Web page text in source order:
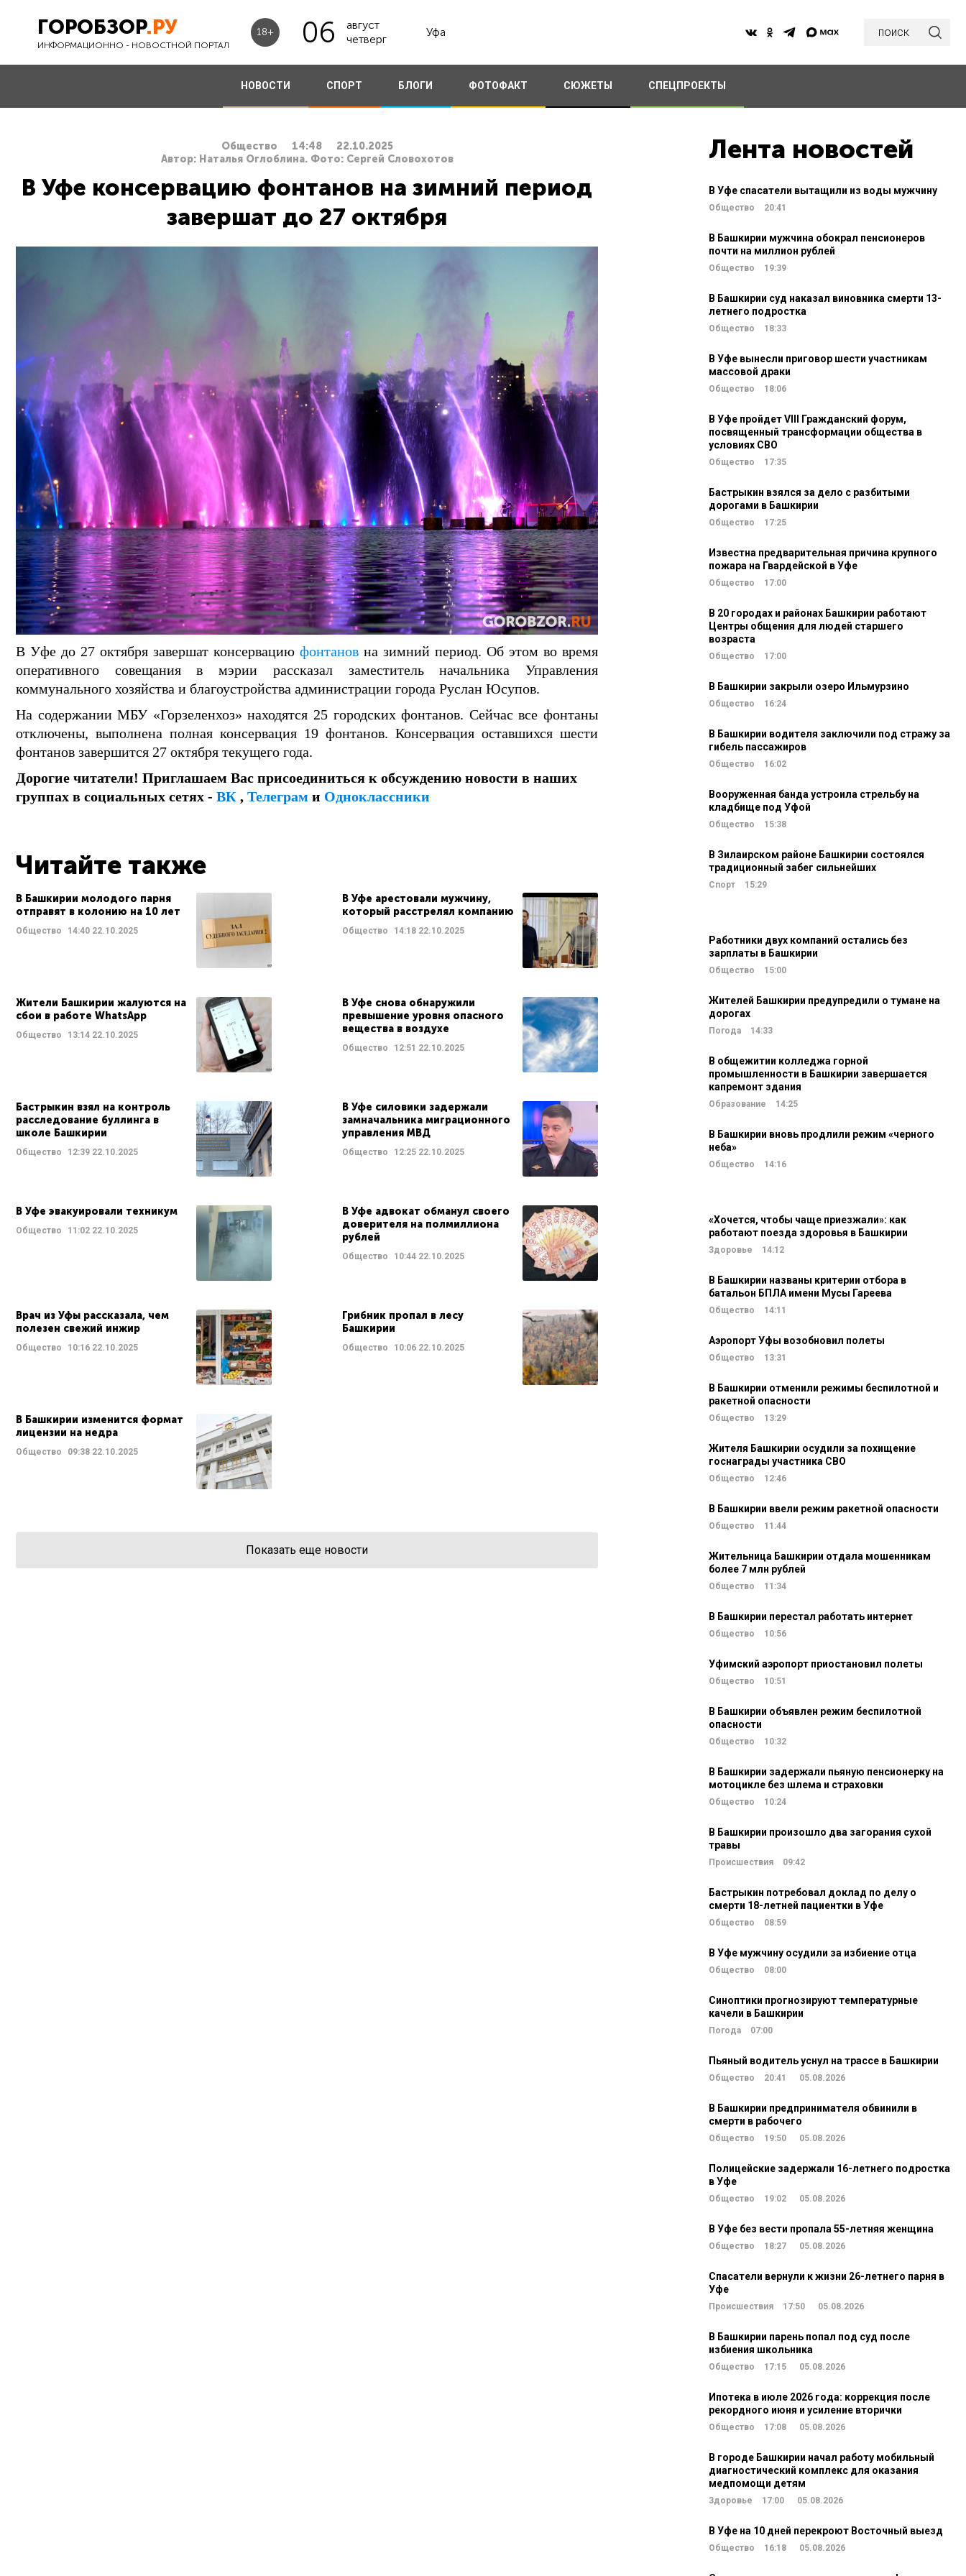
ГОРОБЗОР.РУ
ИНФОРМАЦИОННО - НОВОСТНОЙ ПОРТАЛ
18+ 06
август
четверг
Уфа поиск
НОВОСТИ СПОРТ БЛОГИ ФОТОФАКТ СЮЖЕТЫ СПЕЦПРОЕКТЫ
Общество 14:48
22.10.2025
Автор: Наталья Оглоблина. Фото: Сергей Словохотов
В Уфе консервацию фонтанов на зимний период
завершат до 27 октября
В Уфе до 27 октября завершат консервацию фонтанов на зимний период. Об этом во время
оперативного совещания в мэрии рассказал заместитель начальника Управления
коммунального хозяйства и благоустройства администрации города Руслан Юсупов.
На содержании МБУ «Горзеленхоз» находятся 25 городских фонтанов. Сейчас все фонтаны
отключены, выполнена полная консервация 19 фонтанов. Консервация оставшихся шести
фонтанов завершится 27 октября текущего года.
Дорогие читатели! Приглашаем Вас присоединиться к обсуждению новости в наших
группах в социальных сетях - ВК , Телеграм и Одноклассники
Читайте также
В Башкирии молодого парня
отправят в колонию на 10 лет
Общество 14:40 22.10.2025
В Уфе арестовали мужчину,
который расстрелял компанию
Общество 14:1822.10.2025
Жители Башкирии жалуются на
сбои в работе WhatsApp
Общество 13:14 22.10.2025
В Уфе снова обнаружили
превышение уровня опасного
вещества в воздухе
Общество 12:51 22.10.2025
Бастрыкин взял на контроль
расследование буллинга в
школе Башкирии
Общество 12:39 22.10.2025
В Уфе силовики задержали
замначальника миграционного
управления МВД
Общество 12:2522.10.2025
В Уфе эвакуировали техникум
Общество 11:02 22.10.2025
В Уфе адвокат обманул своего
доверителя на полмиллиона
рублей
Общество 10:4422.10.2025
Врач из Уфы рассказала, чем
полезен свежий инжир
Общество 10:16 22.10.2025
Грибник пропал в лесу
Башкирии
Общество 10:0622.10.2025
В Башкирии изменится формат
лицензии на недра
Общество 09:38 22.10.2025
Показать еще новости
Лента новостей
В Уфе спасатели вытащили из воды мужчину
Общество 20:41
В Башкирии мужчина обокрал пенсионеров
почти на миллион рублей
Общество 19:39
В Башкирии суд наказал виновника смерти 13-
летнего подростка
Общество 18:33
В Уфе вынесли приговор шести участникам
массовой драки
Общество 18:06
В Уфе пройдет VIII Гражданский форум,
посвященный трансформации общества в
условиях СВО
Общество 17:35
Бастрыкин взялся за дело с разбитыми
дорогами в Башкирии
Общество 17:25
Известна предварительная причина крупного
пожара на Гвардейской в Уфе
Общество 17:00
В 20 городах и районах Башкирии работают
Центры общения для людей старшего
возраста
Общество 17:00
В Башкирии закрыли озеро Ильмурзино
Общество 16:24
В Башкирии водителя заключили под стражу за
гибель пассажиров
Общество 16:02
Вооруженная банда устроила стрельбу на
кладбище под Уфой
Общество 15:38
В Зилаирском районе Башкирии состоялся
традиционный забег сильнейших
Спорт 15:29
Работники двух компаний остались без
зарплаты в Башкирии
Общество 15:00
Жителей Башкирии предупредили о тумане на
дорогах
Погода 14:33
В общежитии колледжа горной
промышленности в Башкирии завершается
капремонт здания
Образование 14:25
В Башкирии вновь продлили режим «черного
неба»
Общество 14:16
«Хочется, чтобы чаще приезжали»: как
работают поезда здоровья в Башкирии
Здоровье 14:12
В Башкирии названы критерии отбора в
батальон БПЛА имени Мусы Гареева
Общество 14:11
Аэропорт Уфы возобновил полеты
Общество 13:31
В Башкирии отменили режимы беспилотной и
ракетной опасности
Общество 13:29
Жителя Башкирии осудили за похищение
госнаграды участника СВО
Общество 12:46
В Башкирии ввели режим ракетной опасности
Общество 11:44
Жительница Башкирии отдала мошенникам
более 7 млн рублей
Общество 11:34
В Башкирии перестал работать интернет
Общество 10:56
Уфимский аэропорт приостановил полеты
Общество 10:51
В Башкирии объявлен режим беспилотной
опасности
Общество 10:32
В Башкирии задержали пьяную пенсионерку на
мотоцикле без шлема и страховки
Общество 10:24
В Башкирии произошло два загорания сухой
травы
Происшествия 09:42
Бастрыкин потребовал доклад по делу о
смерти 18-летней пациентки в Уфе
Общество 08:59
В Уфе мужчину осудили за избиение отца
Общество 08:00
Синоптики прогнозируют температурные
качели в Башкирии
Погода 07:00
Пьяный водитель уснул на трассе в Башкирии
Общество 20:41 05.08.2026
В Башкирии предпринимателя обвинили в
смерти в рабочего
Общество 19:50 05.08.2026
Полицейские задержали 16-летнего подростка
в Уфе
Общество 19:02 05.08.2026
В Уфе без вести пропала 55-летняя женщина
Общество 18:27 05.08.2026
Спасатели вернули к жизни 26-летнего парня в
Уфе
Происшествия 17:50 05.08.2026
В Башкирии парень попал под суд после
избиения школьника
Общество 17:15 05.08.2026
Ипотека в июле 2026 года: коррекция после
рекордного июня и усиление вторички
Общество 17:08 05.08.2026
В городе Башкирии начал работу мобильный
диагностический комплекс для оказания
медпомощи детям
Здоровье 17:00 05.08.2026
В Уфе на 10 дней перекроют Восточный выезд
Общество 16:18 05.08.2026